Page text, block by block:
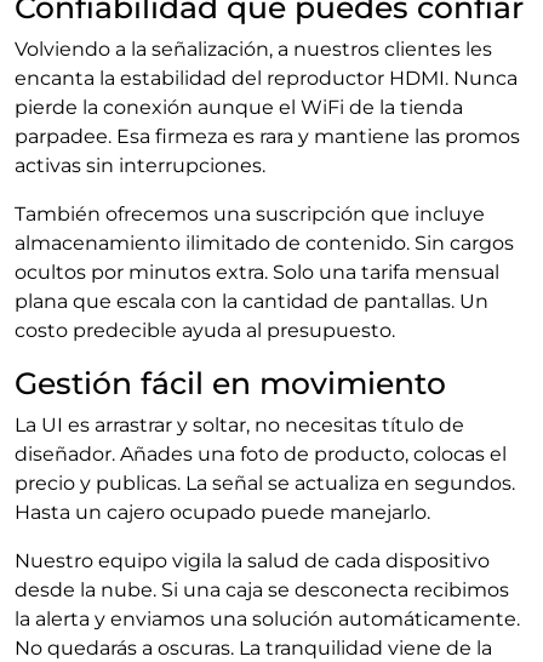
Volviendo a la señalización, a nuestros clientes les
encanta la estabilidad del reproductor HDMI. Nunca
pierde la conexión aunque el WiFi de la tienda
parpadee. Esa firmeza es rara y mantiene las promos
activas sin interrupciones.
También ofrecemos una suscripción que incluye
almacenamiento ilimitado de contenido. Sin cargos
ocultos por minutos extra. Solo una tarifa mensual
plana que escala con la cantidad de pantallas. Un
costo predecible ayuda al presupuesto.
Gestión fácil en movimiento
La UI es arrastrar y soltar, no necesitas título de
diseñador. Añades una foto de producto, colocas el
precio y publicas. La señal se actualiza en segundos.
Hasta un cajero ocupado puede manejarlo.
Nuestro equipo vigila la salud de cada dispositivo
desde la nube. Si una caja se desconecta recibimos
la alerta y enviamos una solución automáticamente.
No quedarás a oscuras. La tranquilidad viene de la